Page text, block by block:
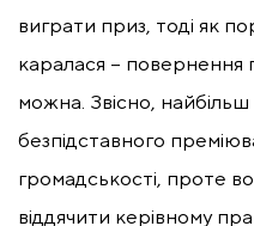
виграти приз, тоді як
каралася – повернення
можна. Звісно,
безпідставного
громадськості, проте
віддячити керівному